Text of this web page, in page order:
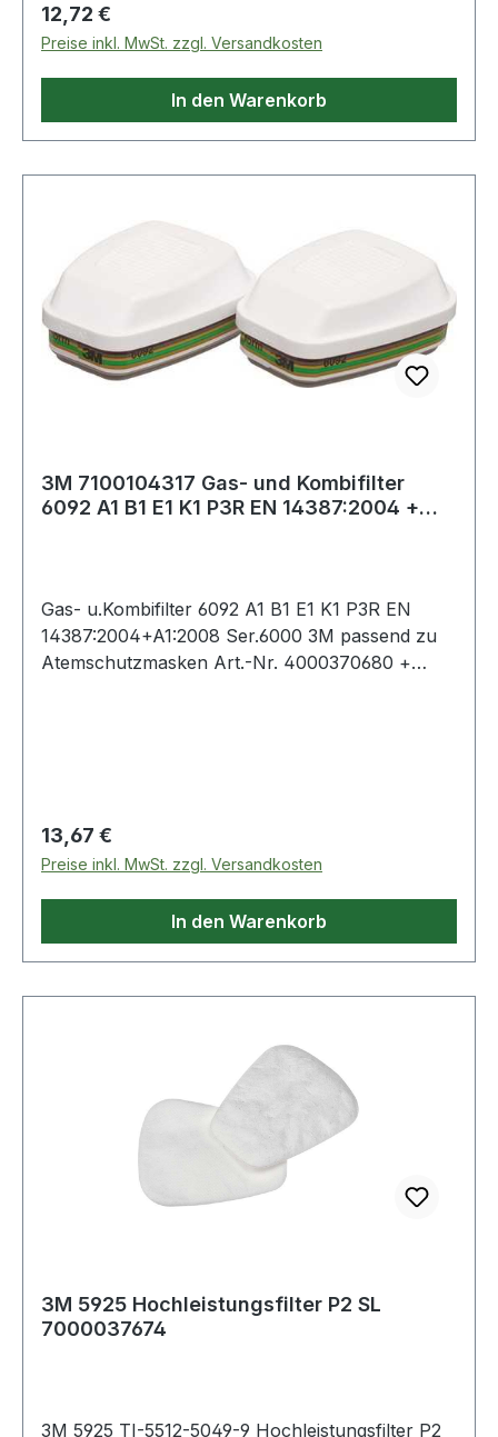
Regulärer Preis:
12,72 €
Preise inkl. MwSt. zzgl. Versandkosten
In den Warenkorb
3M 7100104317 Gas- und Kombifilter
6092 A1 B1 E1 K1 P3R EN 14387:2004 +
Gas- u.Kombifilter 6092 A1 B1 E1 K1 P3R EN
14387:2004+A1:2008 Ser.6000 3M passend zu
Atemschutzmasken Art.-Nr. 4000370680 +
Kategorie: III · prüfpflichtig: ja
Regulärer Preis:
13,67 €
Preise inkl. MwSt. zzgl. Versandkosten
In den Warenkorb
3M 5925 Hochleistungsfilter P2 SL
7000037674
3M 5925 TI-5512-5049-9 Hochleistungsfilter P2